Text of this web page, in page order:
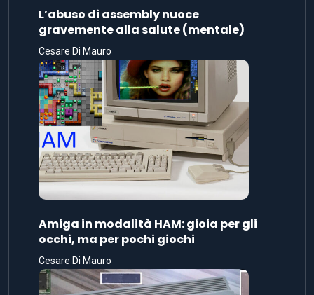
L’abuso di assembly nuoce
gravemente alla salute (mentale)
Cesare Di Mauro
Amiga in modalità HAM: gioia per gli
occhi, ma per pochi giochi
Cesare Di Mauro